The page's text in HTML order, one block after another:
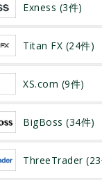
Exness (3件)
Titan FX (24件)
XS.com (9件)
BigBoss (34件)
ThreeTrader